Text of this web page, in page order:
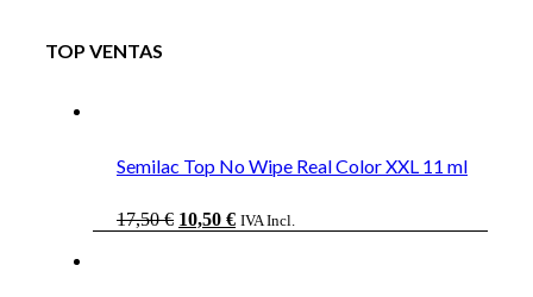
TOP VENTAS
Semilac Top No Wipe Real Color XXL 11 ml
17,50€ El
10,50 €ElIVA Incl.